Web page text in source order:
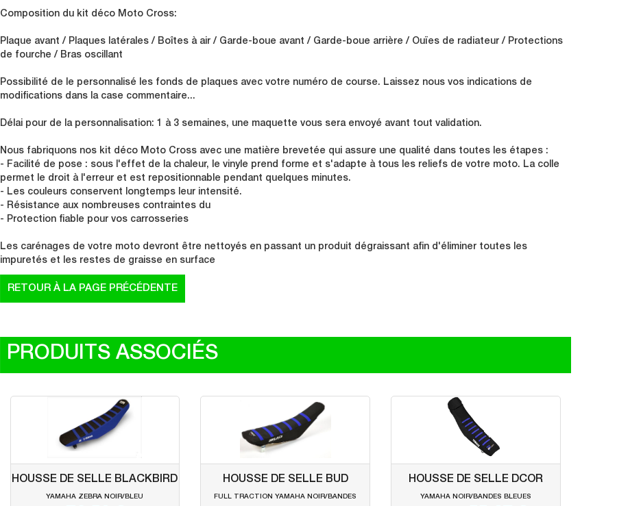
Composition du kit déco Moto Cross:
Plaque avant / Plaques latérales / Boîtes à air / Garde-boue avant / Garde-boue arrière / Ouïes de radiateur / Protections
de fourche / Bras oscillant
Possibilité de le personnalisé les fonds de plaques avec votre numéro de course. Laissez nous vos indications de
modifications dans la case commentaire...
Délai pour de la personnalisation: 1 à 3 semaines, une maquette vous sera envoyé avant tout validation.
Nous fabriquons nos kit déco Moto Cross avec une matière brevetée qui assure une qualité dans toutes les étapes :
- Facilité de pose : sous l'effet de la chaleur, le vinyle prend forme et s'adapte à tous les reliefs de votre moto. La colle
permet le droit à l'erreur et est repositionnable pendant quelques minutes.
- Les couleurs conservent longtemps leur intensité.
- Résistance aux nombreuses contraintes du
- Protection fiable pour vos carrosseries
Les carénages de votre moto devront être nettoyés en passant un produit dégraissant afin d'éliminer toutes les
impuretés et les restes de graisse en surface
PRODUITS ASSOCIÉS
HOUSSE DE SELLE BLACKBIRD
YAMAHA ZEBRA NOIR/BLEU
HOUSSE DE SELLE BUD
FULL TRACTION YAMAHA NOIR/BANDES
HOUSSE DE SELLE DCOR
YAMAHA NOIR/BANDES BLEUES